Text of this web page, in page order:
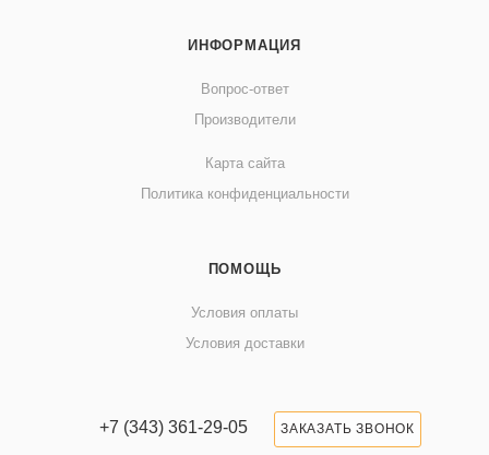
ИНФОРМАЦИЯ
Вопрос-ответ
Производители
Карта сайта
Политика конфиденциальности
ПОМОЩЬ
Условия оплаты
Условия доставки
+7 (343) 361-29-05 ЗАКАЗАТЬ ЗВОНОК